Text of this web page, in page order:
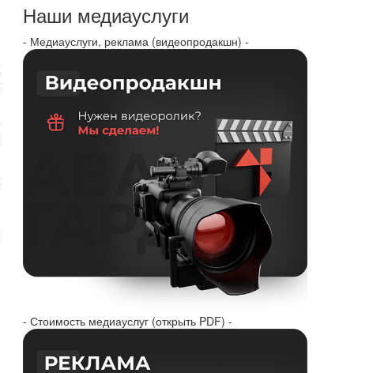
Наши медиауслуги
- Медиауслуги, реклама (видеопродакшн) -
- Стоимость медиауслуг (открыть PDF) -